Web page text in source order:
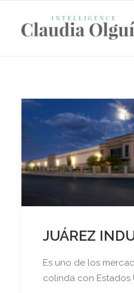
JUÁREZ
Es uno de los
colinda con Estados